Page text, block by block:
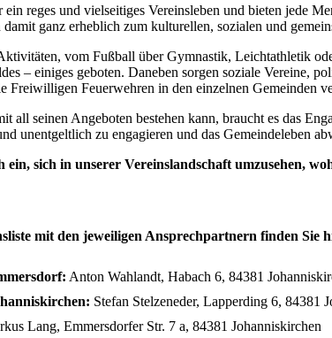
reges und vielseitiges Vereinsleben und bieten jede
ganz erheblich zum kulturellen, sozialen und
vom Fußball über Gymnastik, Leichtathletik
– einiges geboten. Daneben sorgen soziale Vereine,
Freiwilligen Feuerwehren in den einzelnen Gemeinden
all seinen Angeboten bestehen kann, braucht es das
unentgeltlich zu engagieren und das Gemeindeleben
sich in unserer Vereinslandschaft umzusehen,
mit den jeweiligen Ansprechpartnern finden Sie
Anton Wahlandt, Habach 6, 84381
Stefan Stelzeneder, Lapperding 6, 84381
Lang, Emmersdorfer Str. 7 a, 84381 Johanniskirchen